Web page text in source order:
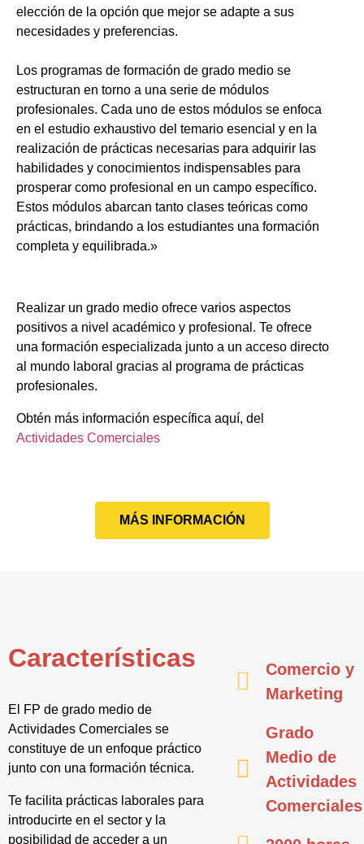
elección de la opción que mejor se adapte a sus
necesidades y preferencias.
Los programas de formación de grado medio se
estructuran en torno a una serie de módulos
profesionales. Cada uno de estos módulos se enfoca
en el estudio exhaustivo del temario esencial y en la
realización de prácticas necesarias para adquirir las
habilidades y conocimientos indispensables para
prosperar como profesional en un campo específico.
Estos módulos abarcan tanto clases teóricas como
prácticas, brindando a los estudiantes una formación
completa y equilibrada.»
Realizar un grado medio ofrece varios aspectos
positivos a nivel académico y profesional. Te ofrece
una formación especializada junto a un acceso directo
al mundo laboral gracias al programa de prácticas
profesionales.
Obtén más información específica aquí, del
Actividades Comerciales
MÁS INFORMACIÓN
Características
El FP de grado medio de
Actividades Comerciales se
constituye de un enfoque práctico
junto con una formación técnica.
Te facilita prácticas laborales para
introducirte en el sector y la
posibilidad de acceder a un
Comercio y
Marketing
Grado
Medio de
Actividades
Comerciales